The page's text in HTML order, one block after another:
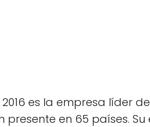
2016 es la empresa líder
presente en 65 países.